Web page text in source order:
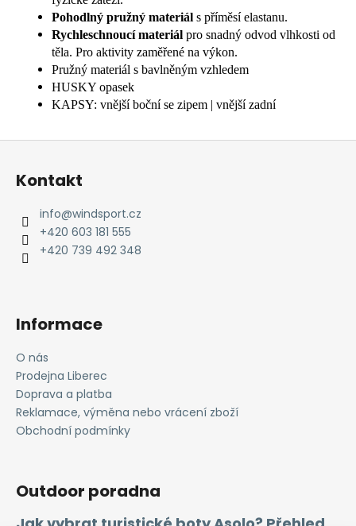
Pohodlný pružný materiál s příměsí elastanu.
Rychleschnoucí materiál pro snadný odvod vlhkosti od
těla. Pro aktivity zaměřené na výkon.
Pružný materiál s bavlněným vzhledem
HUSKY opasek
KAPSY: vnější boční se zipem | vnější zadní
Z
Kontakt
info@windsport.cz
+420 603 181 555
+420 739 492 348
Informace
O nás
Prodejna Liberec
Doprava a platba
Reklamace, výměna nebo vrácení zboží
Obchodní podmínky
Outdoor poradna